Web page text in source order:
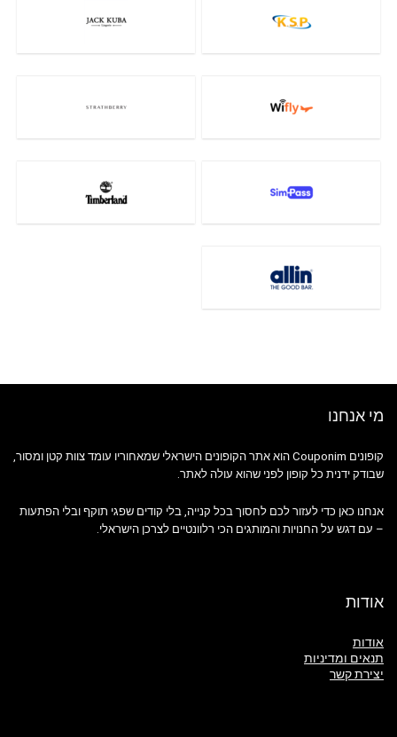
מי אנחנו
קופונים Couponim הוא אתר הקופונים הישראלי שמאחוריו עומד צוות קטן ומסור,
שבודק ידנית כל קופון לפני שהוא עולה לאתר.
אנחנו כאן כדי לעזור לכם לחסוך בכל קנייה, בלי קודים שפגי תוקף ובלי הפתעות
– עם דגש על החנויות והמותגים הכי רלוונטיים לצרכן הישראלי.
אודות
אודות
תנאים ומדיניות
יצירת קשר